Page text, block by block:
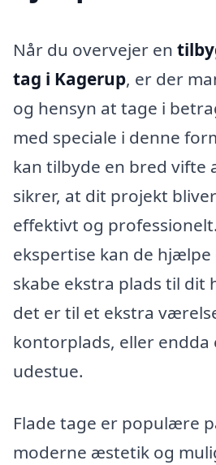
Når du overvejer en
tag i Kagerup, er der
og hensyn at tage i
med speciale i denne
kan tilbyde en bred vifte
sikrer, at dit projekt
effektivt og
ekspertise kan de hjælpe
skabe ekstra plads til dit
det er til et ekstra
kontorplads, eller endda
udestue.
Flade tage er populære
moderne æstetik og